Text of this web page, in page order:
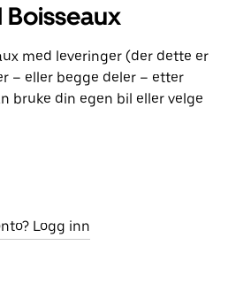
med leveringer (der dette er
– eller begge deler – etter
bruke din egen bil eller velge
Logg inn